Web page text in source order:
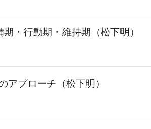
・行動期・維持期（松下明）
アプローチ（松下明）